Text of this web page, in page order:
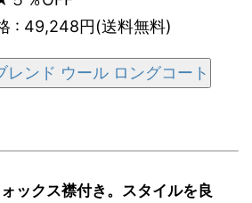
: 49,248円(送料無料)
ンド ウール ロングコート
ックス襟付き。スタイルを良